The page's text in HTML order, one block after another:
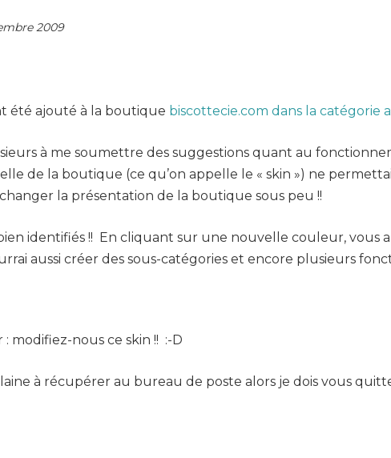
2009
été ajouté à la boutique biscottecie.com dans la catégorie
à me soumettre des suggestions quant au
de la boutique (ce qu’on appelle le « skin ») ne
la présentation de la boutique sous peu !!
identifiés !! En cliquant sur une nouvelle couleur, vous
aussi créer des sous-catégories et encore plusieurs
modifiez-nous ce skin !! :-D
à récupérer au bureau de poste alors je dois vous